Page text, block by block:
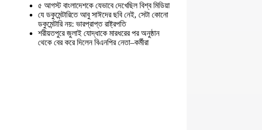
৫ আগস্ট বাংলাদেশকে যেভাবে দেখেছিল বিশ্ব মিডিয়া
যে ডকুমেন্টারিতে আবু সাঈদের ছবি নেই, সেটা কোনো
ডকুমেন্টারি নয়: ভারপ্রাপ্ত রাষ্ট্রপতি
শরীয়তপুরে জুলাই যোদ্ধাকে মারধরের পর অনুষ্ঠান
থেকে বের করে দিলেন বিএনপির নেতা–কর্মীরা